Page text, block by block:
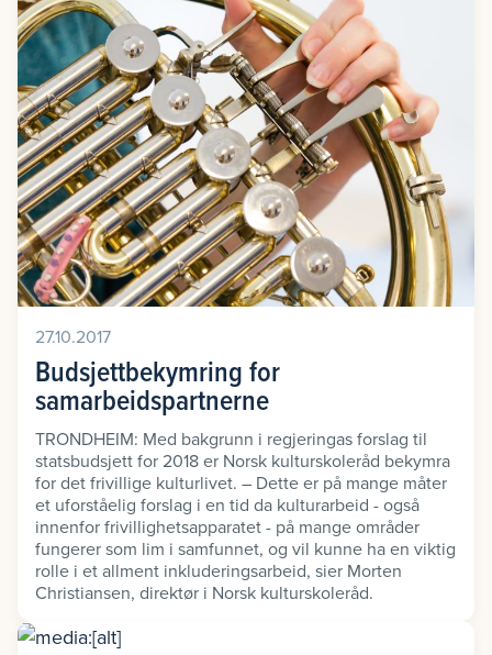
27.10.2017
Budsjettbekymring for
samarbeidspartnerne
TRONDHEIM: Med bakgrunn i regjeringas forslag til
statsbudsjett for 2018 er Norsk kulturskoleråd bekymra
for det frivillige kulturlivet. – Dette er på mange måter
et uforståelig forslag i en tid da kulturarbeid - også
innenfor frivillighetsapparatet - på mange områder
fungerer som lim i samfunnet, og vil kunne ha en viktig
rolle i et allment inkluderingsarbeid, sier Morten
Christiansen, direktør i Norsk kulturskoleråd.